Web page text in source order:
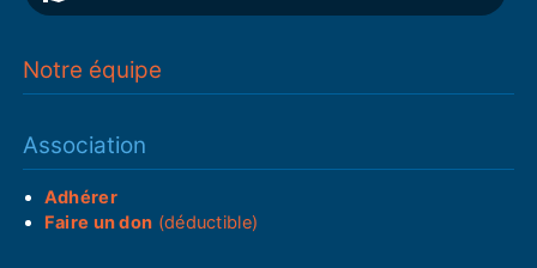
Notre équipe
Association
Adhérer
Faire un don (déductible)